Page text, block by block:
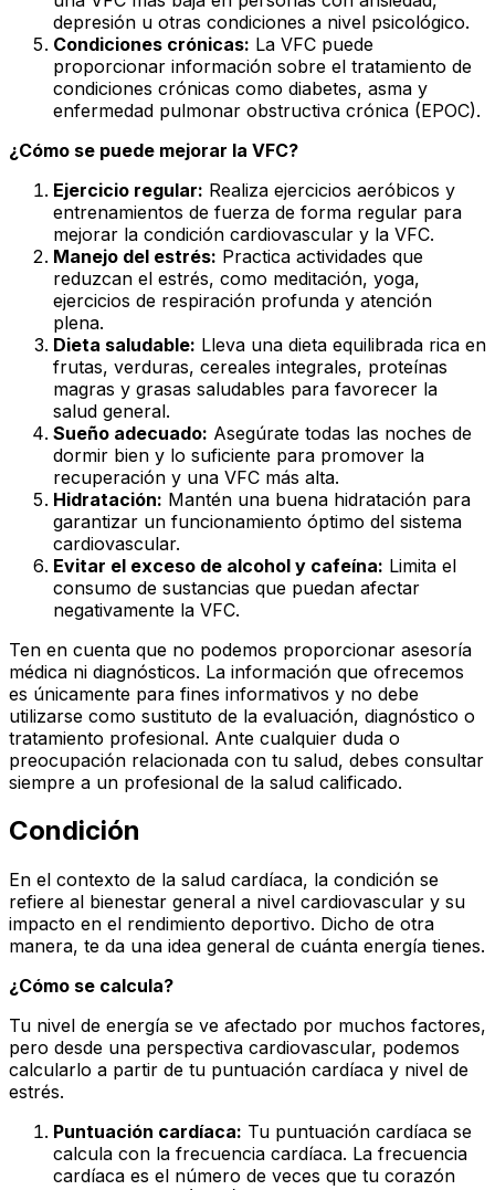
depresión u otras condiciones a nivel psicológico.
Condiciones crónicas: La VFC puede
proporcionar información sobre el tratamiento de
condiciones crónicas como diabetes, asma y
enfermedad pulmonar obstructiva crónica (EPOC).
¿Cómo se puede mejorar la VFC?
Ejercicio regular: Realiza ejercicios aeróbicos y
entrenamientos de fuerza de forma regular para
mejorar la condición cardiovascular y la VFC.
Manejo del estrés: Practica actividades que
reduzcan el estrés, como meditación, yoga,
ejercicios de respiración profunda y atención
plena.
Dieta saludable: Lleva una dieta equilibrada rica en
frutas, verduras, cereales integrales, proteínas
magras y grasas saludables para favorecer la
salud general.
Sueño adecuado: Asegúrate todas las noches de
dormir bien y lo suficiente para promover la
recuperación y una VFC más alta.
Hidratación: Mantén una buena hidratación para
garantizar un funcionamiento óptimo del sistema
cardiovascular.
Evitar el exceso de alcohol y cafeína: Limita el
consumo de sustancias que puedan afectar
negativamente la VFC.
Ten en cuenta que no podemos proporcionar asesoría
médica ni diagnósticos. La información que ofrecemos
es únicamente para fines informativos y no debe
utilizarse como sustituto de la evaluación, diagnóstico o
tratamiento profesional. Ante cualquier duda o
preocupación relacionada con tu salud, debes consultar
siempre a un profesional de la salud calificado.
Condición
En el contexto de la salud cardíaca, la condición se
refiere al bienestar general a nivel cardiovascular y su
impacto en el rendimiento deportivo. Dicho de otra
manera, te da una idea general de cuánta energía tienes.
¿Cómo se calcula?
Tu nivel de energía se ve afectado por muchos factores,
pero desde una perspectiva cardiovascular, podemos
calcularlo a partir de tu puntuación cardíaca y nivel de
estrés.
Puntuación cardíaca: Tu puntuación cardíaca se
calcula con la frecuencia cardíaca. La frecuencia
cardíaca es el número de veces que tu corazón